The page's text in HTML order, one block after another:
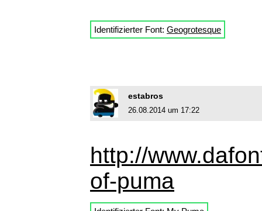
Identifizierter Font: Geogrotesque
estabros
26.08.2014 um 17:22
http://
of-puma